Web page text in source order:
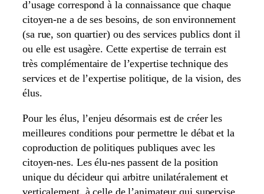
d’usage correspond à la connaissance que chaque
citoyen-ne a de ses besoins, de son environnement
(sa rue, son quartier) ou des services publics dont il
ou elle est usagère. Cette expertise de terrain est
très complémentaire de l’expertise technique des
services et de l’expertise politique, de la vision, des
élus.
Pour les élus, l’enjeu désormais est de créer les
meilleures conditions pour permettre le débat et la
coproduction de politiques publiques avec les
citoyen-nes. Les élu-nes passent de la position
unique du décideur qui arbitre unilatéralement et